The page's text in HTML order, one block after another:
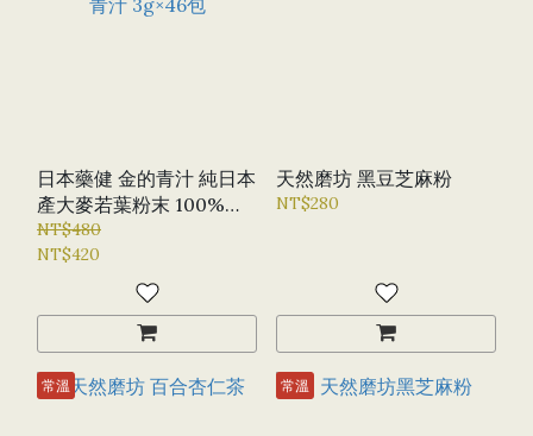
日本藥健 金的青汁 純日本
產大麥若葉粉末 100%青
汁 3G×46包
NT$480
NT$420
天然磨坊 黑豆芝麻粉
NT$280
常溫 常溫